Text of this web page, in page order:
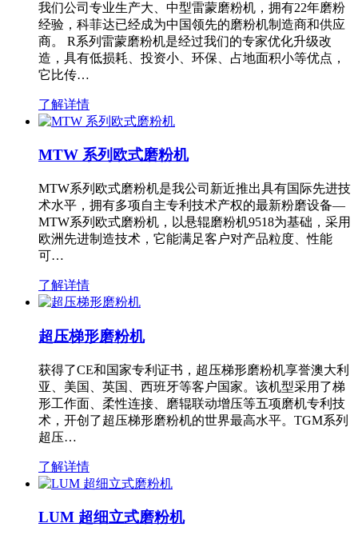
我们公司专业生产大、中型雷蒙磨粉机，拥有22年磨粉
经验，科菲达已经成为中国领先的磨粉机制造商和供应
商。 R系列雷蒙磨粉机是经过我们的专家优化升级改
造，具有低损耗、投资小、环保、占地面积小等优点，
它比传…
了解详情
MTW 系列欧式磨粉机
MTW系列欧式磨粉机是我公司新近推出具有国际先进技
术水平，拥有多项自主专利技术产权的最新粉磨设备—
MTW系列欧式磨粉机，以悬辊磨粉机9518为基础，采用
欧洲先进制造技术，它能满足客户对产品粒度、性能
可…
了解详情
超压梯形磨粉机
获得了CE和国家专利证书，超压梯形磨粉机享誉澳大利
亚、美国、英国、西班牙等客户国家。该机型采用了梯
形工作面、柔性连接、磨辊联动增压等五项磨机专利技
术，开创了超压梯形磨粉机的世界最高水平。TGM系列
超压…
了解详情
LUM 超细立式磨粉机